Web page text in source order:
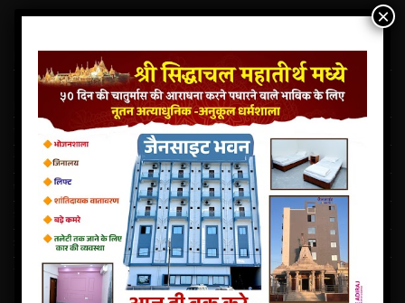
LATEST NEWS OF JAINS
Latest Jain Dharamshala In Palitana
This story dates back to the time when India and Pakistan
partitioned in 1947
राजस्थान में दो मंदिर की चोरी ऐवंम परमात्मा को खण्डित किये गये
सिद्धाचल मध्ये जैन साइट भुवन पालीताना अनेक सुविधा से सुशोभित तीर्थ.
पालीताना का सौप्रथम सहस्त्रकूट जिनालय
कालधर्म समाचार
माणिभद्र वीर की शक्तिपीठ का शिलान्यास
नवपदजी की ओली से कोढ दूर हो सकते है तो…कोरोना क्यों नहीं ⁉️
×